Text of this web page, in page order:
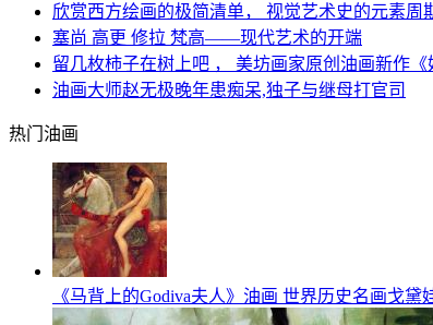
欣赏西方绘画的极简清单， 视觉艺术史的元素周
塞尚 高更 修拉 梵高——现代艺术的开端
留几枚柿子在树上吧 ， 美坊画家原创油画新作《
油画大师赵无极晚年患痴呆,独子与继母打官司
热门油画
《马背上的Godiva夫人》油画 世界历史名画戈